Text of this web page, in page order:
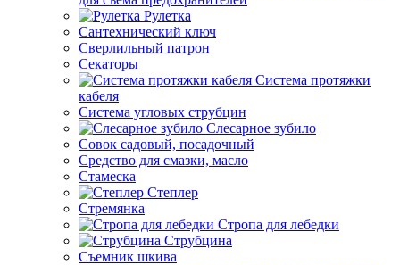
Рулетка
Сантехнический ключ
Сверлильный патрон
Секаторы
Система протяжки
кабеля
Система угловых струбцин
Слесарное зубило
Совок садовый, посадочный
Средство для смазки, масло
Стамеска
Степлер
Стремянка
Стропа для лебедки
Струбцина
Съемник шкива